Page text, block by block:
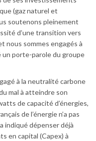
(gaz naturel et
soutenons pleinement
d’une transition vers
nous sommes engagés à
un porte-parole du groupe
à la neutralité carbone
mal à atteindre son
de capacité d’énergies,
de l’énergie n’a pas
indiqué dépenser déjà
en capital (Capex) à